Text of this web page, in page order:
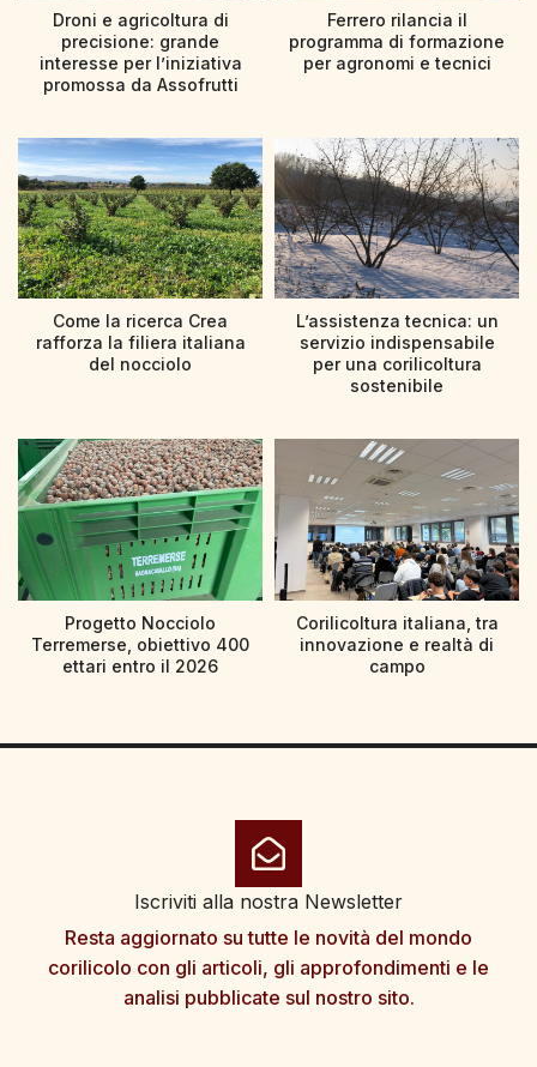
Droni e agricoltura di
precisione: grande
interesse per l’iniziativa
promossa da Assofrutti
Ferrero rilancia il
programma di formazione
per agronomi e tecnici
Come la ricerca Crea
rafforza la filiera italiana
del nocciolo
L’assistenza tecnica: un
servizio indispensabile
per una corilicoltura
sostenibile
Progetto Nocciolo
Terremerse, obiettivo 400
ettari entro il 2026
Corilicoltura italiana, tra
innovazione e realtà di
campo
Iscriviti alla nostra Newsletter
Resta aggiornato su tutte le novità del mondo
corilicolo con gli articoli, gli approfondimenti e le
analisi pubblicate sul nostro sito.